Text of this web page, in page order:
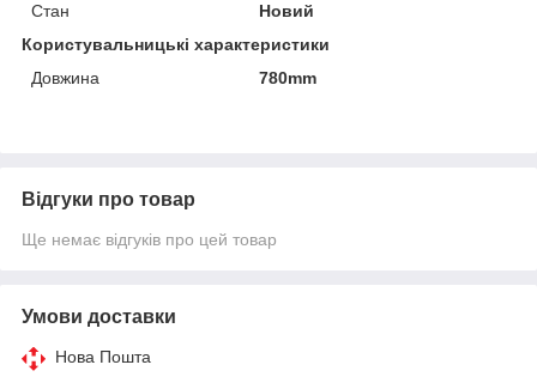
Стан
Новий
Користувальницькі характеристики
Довжина
780mm
Відгуки про товар
Ще немає відгуків про цей товар
Умови доставки
Нова Пошта